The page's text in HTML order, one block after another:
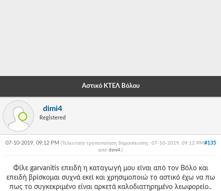
-
-
-
-
-
Αστικό ΚΤΕΛ Βόλου
dimi4
Registered
#135
07-10-2019, 09:12 PM (Τελευταία τροποποίηση δημοσίευσης: 07-10-2019, 09:12 PM
από dimi4.)
Φίλε garvanitis επειδή η καταγωγή μου είναι από τον Βόλο και
επειδή βρίσκομαι συχνά εκεί και χρησιμοποιώ το αστικό έχω να πω
πως το συγκεκριμένο είναι αρκετά καλοδιατηρημένο λεωφορείο..